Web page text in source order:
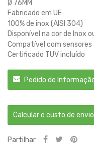
Ø 76MM
Fabricado em UE
100% de inox (AISI 304)
Disponível na cor de Inox
Compatível com sensores
Certificado TUV incluído
Pedido de
Calcular o custo de envio
Partilhar